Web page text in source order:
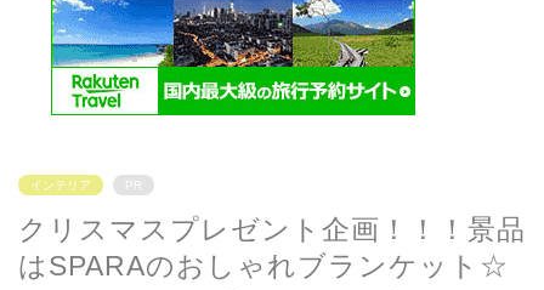
インテリア PR
クリスマスプレゼント企画！！！景品
はSPARAのおしゃれブランケット☆